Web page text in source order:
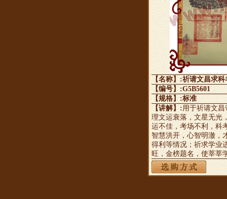
【名称】:祈请文昌求
【编号】:G5B5601
【规格】:标准
【讲解】:用于祈请文
理文运衰落，文星无光
运不佳，考场不利，科
智慧洪开，心智明澈，
得利等情况；祈求学业
旺，金榜题名，使莘莘